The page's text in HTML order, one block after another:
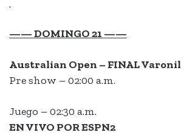
—— DOMINGO 21 ——
Australian Open – FINALVaronil
Pre show – 02:00 a.m.
Juego – 02:30 a.m.
EN VIVO POR ESPN2